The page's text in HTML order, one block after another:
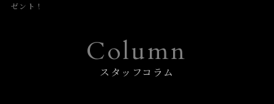
ゼント！
Column
スタッフコラム